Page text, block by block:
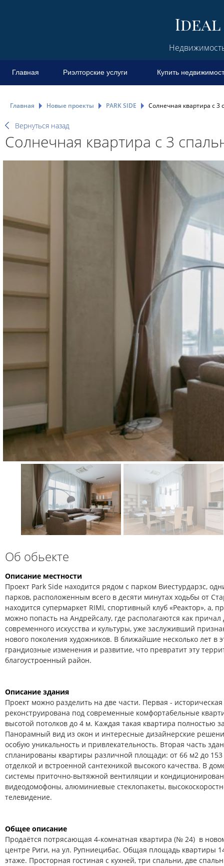
Главная Риэлторские услуги Купить
Главная Новые проекты PARK SIDE Солнечная квартира с 3
Вернуться назад
Солнечная квартира с 3
Об обьекте
Описание местности
Проект Park Side находится рядом с парком Виестурдарзс,
парков, расположенным всего в десяти минутах ходьбы от
находится супермаркет RIMI, спортивный клуб «Реактор», а,
можно попасть на Андрейсалу, где располагаются как причал
современного искусства и культуры, уже заслуживший
нового поколения художников. В ближайшие несколько лет в
грандиозные изменения и развитие, что превратит эту
благоустроенный район.
Описание здания
Проект можно разделить на две части. Первая -
реконструирована под современные комфортабельные
высотой потолков до 4 м. Каждая такая квартира полностью
Панорамный вид из окон и интересные дизайнерские
особую уникальность и привлекательность. Вторая часть
спланированы квартиры различной площади: от 66 м2 до
отделкой и встроенной сантехникой высокого качества. В
системы приточно-вытяжной вентиляции и
видеодомофоны, алюминиевые стеклопакеты,
телевидение.
Общее описание
Продаётся потрясающая 4-комнатная квартира (№ 24) в
центре Риги, на ул. Рупниецибас. Общая площадь квартиры
этаже. Просторная гостиная с кухней, три спальни, две